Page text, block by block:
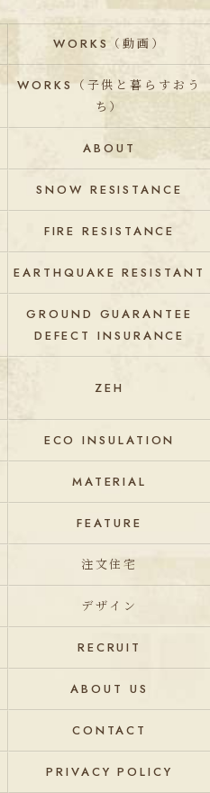
WORKS（動画）
WORKS（子供と暮らすおう
ち）
ABOUT
SNOW RESISTANCE
FIRE RESISTANCE
EARTHQUAKE RESISTANT
GROUND GUARANTEE
DEFECT INSURANCE
ZEH
ECO INSULATION
MATERIAL
FEATURE
注文住宅
デザイン
RECRUIT
ABOUT US
CONTACT
PRIVACY POLICY